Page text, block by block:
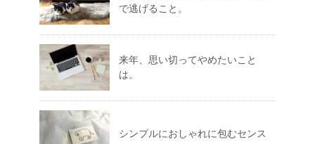
で逃げること。
来年、思い切ってやめたいこと
は。
シンプルにおしゃれに包むセンス